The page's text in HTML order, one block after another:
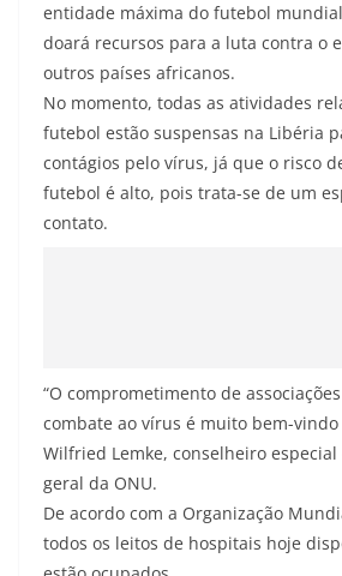
entidade máxima do futebol
doará recursos para a luta contra o
outros países africanos.
No momento, todas as atividades
futebol estão suspensas na Libéria
contágios pelo vírus, já que o risco
futebol é alto, pois trata-se de um
contato.
“O comprometimento de
combate ao vírus é muito bem-vindo
Wilfried Lemke, conselheiro
geral da ONU.
De acordo com a Organização
todos os leitos de hospitais hoje